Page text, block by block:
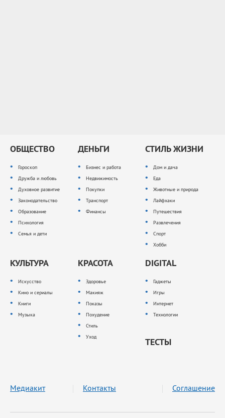
ОБЩЕСТВО
Гороскоп
Дружба и любовь
Духовное развитие
Законодательство
Образование
Психология
Семья и дети
ДЕНЬГИ
Бизнес и работа
Недвижимость
Покупки
Транспорт
Финансы
СТИЛЬ ЖИЗНИ
Дом и дача
Еда
Животные и природа
Лайфхаки
Путешествия
Развлечения
Спорт
Хобби
КУЛЬТУРА
Искусство
Кино и сериалы
Книги
Музыка
КРАСОТА
Здоровье
Макияж
Показы
Похудение
Стиль
Уход
DIGITAL
Гаджеты
Игры
Интернет
Технологии
ТЕСТЫ
Медиакит Контакты Соглашение